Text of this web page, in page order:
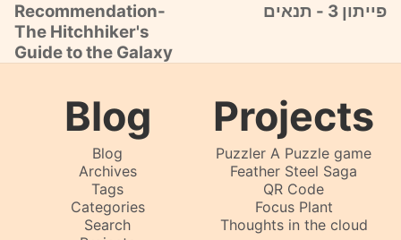
Recommendation-
The Hitchhiker's
Guide to the Galaxy
פייתון 3 - תנאים
Blog
Blog
Archives
Tags
Categories
Search
Projects
Puzzler A Puzzle game
Feather Steel Saga
QR Code
Focus Plant
Thoughts in the cloud